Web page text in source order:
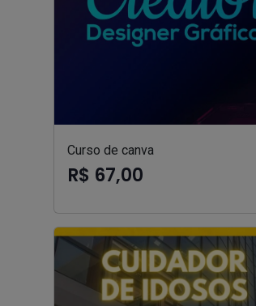
Curso de canva
R$ 67,00